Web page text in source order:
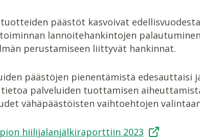
päästöt kasvoivat
lannoitehankintojen
perustamiseen liittyvät hankinnat.
päästöjen pienentämistä edesauttaisi
palveluiden tuottamisen
vähäpäästöisten vaihtoehtojen
hiilijalanjälkiraporttiin 2023